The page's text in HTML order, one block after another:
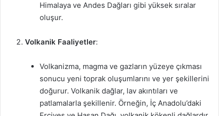
Himalaya ve Andes Dağları gibi yüksek sıralar
oluşur.
Volkanik Faaliyetler:
Volkanizma, magma ve gazların yüzeye çıkması
sonucu yeni toprak oluşumlarını ve yer şekillerini
doğurur. Volkanik dağlar, lav akıntıları ve
patlamalarla şekillenir. Örneğin, İç Anadolu’daki